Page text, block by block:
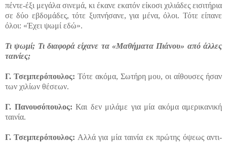
πέντε-έξι μεγάλα σινεμά, κι έκανε εκατόν είκοσι χιλιάδες εισιτήρια
σε δύο εβδομάδες, τότε ξυπνήσανε, για μένα, όλοι. Τότε είπανε
όλοι: «Έχει ψωμί εδώ».
Τι ψωμί; Τι διαφορά είχανε τα «Μαθήματα Πιάνου» από άλλες
ταινίες;
Γ. Τσεμπερόπουλος: Τότε ακόμα, Σωτήρη μου, οι αίθουσες ήσαν
των χιλίων θέσεων.
Γ. Πανουσόπουλος: Και δεν μιλάμε για μία ακόμα αμερικανική
ταινία.
Γ. Τσεμπερόπουλος: Αλλά για μία ταινία εκ πρώτης όψεως αντι-